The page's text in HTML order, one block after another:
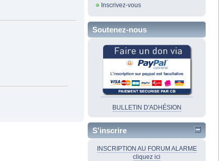
Inscrivez-vous
Soutenez-nous
BULLETIN D'ADHÉSION
S'inscrire
INSCRIPTION AU FORUM ALARME
cliquez ici